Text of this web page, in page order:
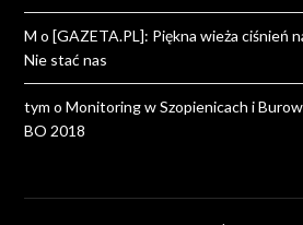
M o[GAZETA.PL]: Piękna wieża ciśnień
Nie stać nas
tym oMonitoring w Szopienicach i
BO 2018